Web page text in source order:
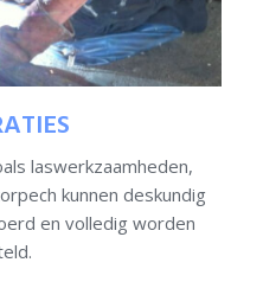
laswerkzaamheden,
kunnen deskundig
en volledig worden